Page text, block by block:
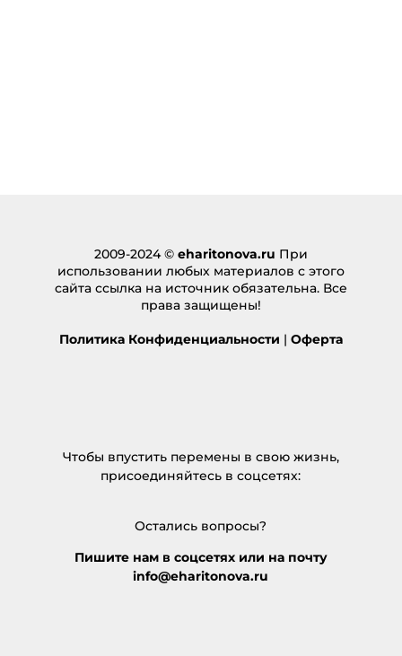
2009-2024 © eharitonova.ru При
использовании любых материалов с этого
сайта ссылка на источник обязательна. Все
права защищены!
Политика Конфиденциальности | Оферта
Чтобы впустить перемены в свою жизнь,
присоединяйтесь в соцсетях:
Остались вопросы?
Пишите нам в соцсетях или на почту
info@eharitonova.ru